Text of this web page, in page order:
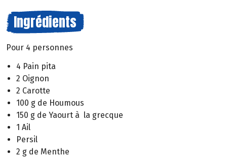
Ingrédients
Pour 4 personnes
4 Pain pita
2 Oignon
2 Carotte
100 g de Houmous
150 g de Yaourt à la grecque
1 Ail
Persil
2 g de Menthe